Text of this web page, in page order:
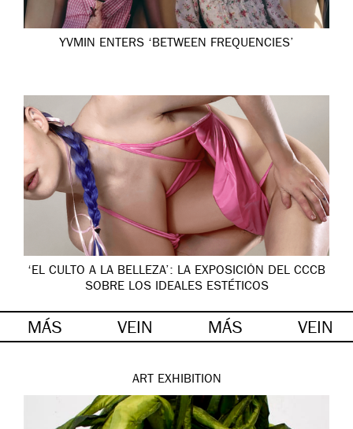
YVMIN ENTERS ‘BETWEEN FREQUENCIES’
‘EL CULTO A LA BELLEZA’: LA EXPOSICIÓN DEL CCCB
SOBRE LOS IDEALES ESTÉTICOS
MÁS VEIN MÁS VEIN
ART EXHIBITION